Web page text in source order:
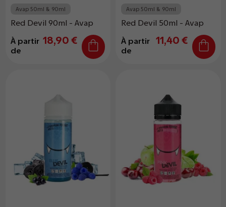
Avap 50ml & 90ml
Red Devil 90ml - Avap
À partir
de
18,90 €
Avap 50ml & 90ml
Red Devil 50ml - Avap
À partir
de
11,40 €